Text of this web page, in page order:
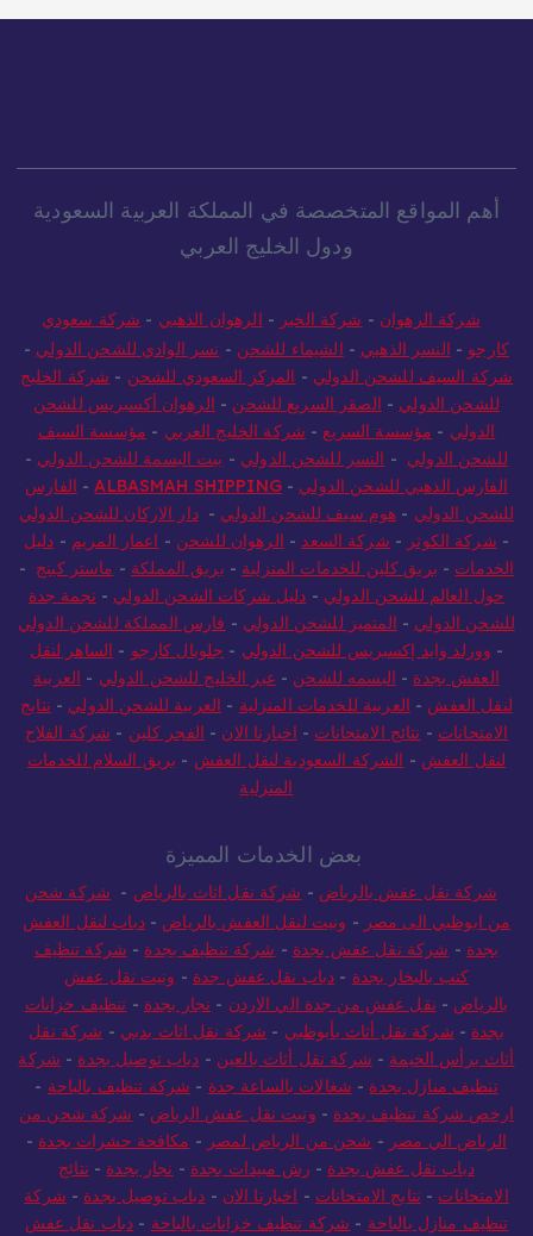
أهم المواقع المتخصصة في المملكة العربية السعودية
ودول الخليج العربي
شركة الرهوان - شركة الخير - الرهوان الذهبي - شركة سعودي
كارجو - النسر الذهبي - الشيماء للشحن - نسر الوادي للشحن الدولي -
شركة السيف للشحن الدولي - المركز السعودي للشحن - شركة الخليج
للشحن الدولي - الصقر السريع للشحن - الرهوان أكسبريس للشحن
الدولي - مؤسسة السريع - شركة الخليج العربي - مؤسسة السيف
للشحن الدولي - النسر للشحن الدولي - بيت البسمة للشحن الدولي -
الفارس الذهبي للشحن الدولي -
ALBASMAH SHIPPING
- الفارس
للشحن الدولي - هوم سيف للشحن الدولي -دار الاركان للشحن الدولي
- شركة الكوثر - شركة السعد - الرهوان للشحن - اعمار المريم - دليل
الخدمات - بريق كلين للخدمات المنزلية - بريق المملكة - ماستر كينج -
حول العالم للشحن الدولي - دليل شركات الشحن الدولي - نجمة جدة
للشحن الدولي - المتميز للشحن الدولي - فارس المملكة للشحن الدولي
- وورلد وايد إكسبريس للشحن الدولي - جلوبال كارجو - الساهر لنقل
العفش بجدة - البسمه للشحن - عبر الخليج للشحن الدولي - العربية
لنقل العفش - العربية للخدمات المنزلية - العربية للشحن الدولي - نتايج
الامتحانات - نتائج الامتحانات - اخبارنا الان - الفجر كلين - شركة الفلاح
لنقل العفش - الشركة السعودية لنقل العفش - بريق السلام للخدمات
المنزلية
بعض الخدمات المميزة
شركة نقل عفش بالرياض - شركة نقل اثاث بالرياض - شركة شحن
من ابوظبي الى مصر - ونيت لنقل العفش بالرياض -دباب لنقل العفش
بجدة - شركة نقل عفش بجدة - شركة تنظيف بجدة - شركة تنظيف
كنب بالبخار بجدة - دباب نقل عفش جدة - ونيت نقل عفش
بالرياض - نقل عفش من جدة الي الاردن - نجار بجدة - تنظيف خزانات
بجدة - شركة نقل أثاث بأبوظبي - شركة نقل اثاث بدبي - شركة نقل
أثاث برأس الخيمة - شركة نقل أثاث بالعين - دباب توصيل بجدة - شركة
تنظيف منازل بجدة - شغالات بالساعة جدة - شركة تنظيف بالباحة -
ارخص شركة تنظيف بجدة - ونيت نقل عفش الرياض - شركة شحن من
الرياض الي مصر - شحن من الرياض لمصر - مكافحة حشرات بجدة -
دباب نقل عفش بجدة - رش مبيدات بجدة - نجار بجدة - نتائج
الامتحانات - نتايج الامتحانات - اخبارنا الان - دباب توصيل بجدة - شركة
تنظيف منازل بالباحة - شركة تنظيف خزانات بالباحة - دباب نقل عفش